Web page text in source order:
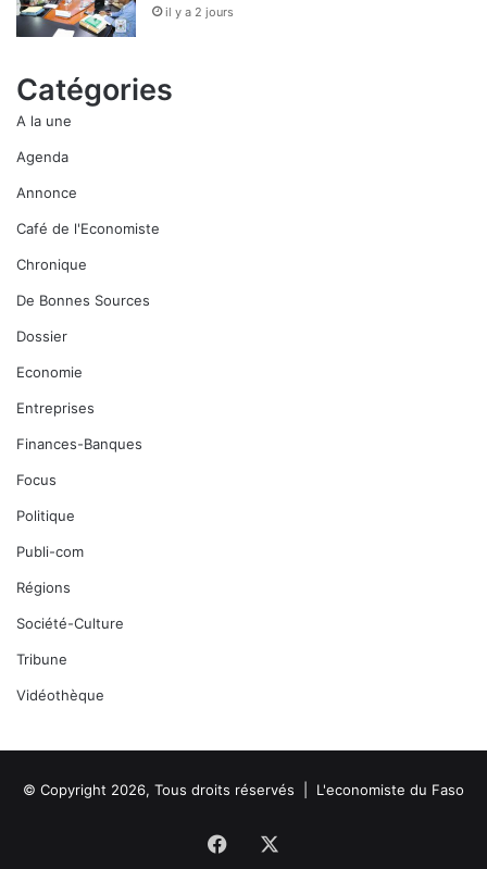
il y a 2 jours
Catégories
A la une
Agenda
Annonce
Café de l'Economiste
Chronique
De Bonnes Sources
Dossier
Economie
Entreprises
Finances-Banques
Focus
Politique
Publi-com
Régions
Société-Culture
Tribune
Vidéothèque
© Copyright 2026, Tous droits réservés | L'economiste du Faso
Facebook